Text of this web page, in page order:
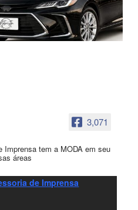
3,071
tem a MODA em seu
áreas
de Imprensa